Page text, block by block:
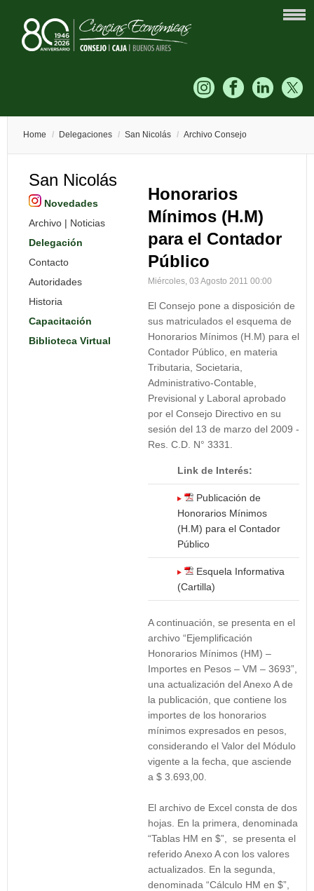
Home / Delegaciones / San Nicolás / Archivo Consejo
San Nicolás
Novedades
Archivo | Noticias
Delegación
Contacto
Autoridades
Historia
Capacitación
Biblioteca Virtual
Honorarios
Mínimos (H.M)
para el Contador
Público
Miércoles, 03 Agosto 2011 00:00
El Consejo pone a disposición de
sus matriculados el esquema de
Honorarios Mínimos (H.M) para el
Contador Público, en materia
Tributaria, Societaria,
Administrativo-Contable,
Previsional y Laboral aprobado
por el Consejo Directivo en su
sesión del 13 de marzo del 2009 -
Res. C.D. N° 3331.
Link de Interés:
Publicación de
Honorarios Mínimos
(H.M) para el Contador
Público
Esquela Informativa
(Cartilla)
A continuación, se presenta en el
archivo “Ejemplificación
Honorarios Mínimos (HM) –
Importes en Pesos – VM – 3693”,
una actualización del Anexo A de
la publicación, que contiene los
importes de los honorarios
mínimos expresados en pesos,
considerando el Valor del Módulo
vigente a la fecha, que asciende
a $ 3.693,00.
El archivo de Excel consta de dos
hojas. En la primera, denominada
“Tablas HM en $”, se presenta el
referido Anexo A con los valores
actualizados. En la segunda,
denominada “Cálculo HM en $”,